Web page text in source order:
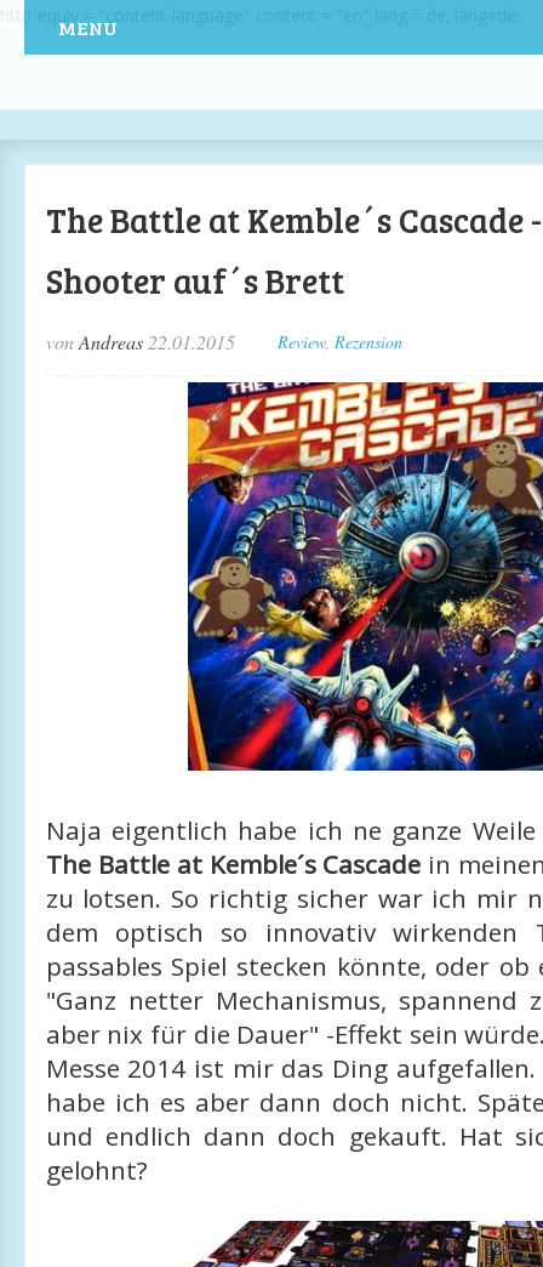
MENU
The Battle at Kemble´s Cascade
Shooter auf´s Brett
vonAndreas 22.01.2015 Review, Rezension
Naja eigentlich habe ich ne ganze
The Battle at Kemble´s Cascade in
zu lotsen. So richtig sicher war ich mir
dem optisch so innovativ wirkenden
passables Spiel stecken könnte, oder
"Ganz netter Mechanismus, spannend
aber nix für die Dauer" -Effekt sein
Messe 2014 ist mir das Ding
habe ich es aber dann doch nicht.
und endlich dann doch gekauft. Hat
gelohnt?